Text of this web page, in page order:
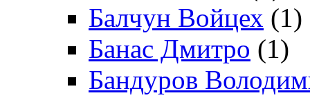
Балчун Войцех (1)
Банас Дмитро (1)
Бандуров